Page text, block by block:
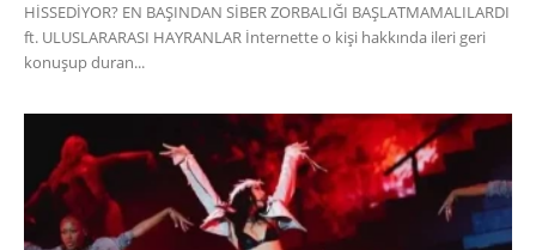
HİSSEDİYOR? EN BAŞINDAN SİBER ZORBALIĞI BAŞLATMAMALILARDI
ft. ULUSLARARASI HAYRANLAR İnternette o kişi hakkında ileri geri
konuşup duran...